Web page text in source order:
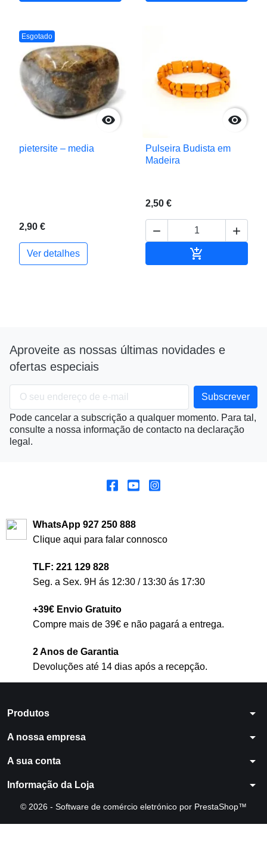
Esgotado

pietersite – media
2,90 €
Ver detalhes

Pulseira Budista em
Madeira
2,50 €
 

Aproveite as nossas últimas novidades e
ofertas especiais
Pode cancelar a subscrição a qualquer momento. Para tal,
consulte a nossa informação de contacto na declaração
legal.
WhatsApp 927 250 888
Clique aqui para falar connosco
TLF: 221 129 828
Seg. a Sex. 9H ás 12:30 / 13:30 ás 17:30
+39€ Envio Gratuito
Compre mais de 39€ e não pagará a entrega.
2 Anos de Garantia
Devoluções até 14 dias após a recepção.
Produtos arrow_drop_down
A nossa empresa arrow_drop_down
A sua conta arrow_drop_down
Informação da Loja arrow_drop_down
© 2026 - Software de comércio eletrónico por PrestaShop™